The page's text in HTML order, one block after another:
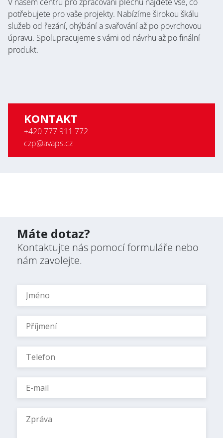
LASEROVÉ ŘEZÁNÍ
OHÝBÁNÍ PLECHU
potřebujete pro vaše projekty. Nabízíme širokou škálu
služeb od řezání, ohýbání a svařování až po povrchovou
úpravu. Spolupracujeme s vámi od návrhu až po finální
produkt.
KONTAKT
+420 777 911 772
czp@avaps.cz
Máte dotaz?
Kontaktujte nás pomocí formuláře nebo
nám zavolejte.
Přihlašte se k odběru
NewsletteruAVAPS/
Suscribe to the
Newsletter
E-mail *
Jméno / Name